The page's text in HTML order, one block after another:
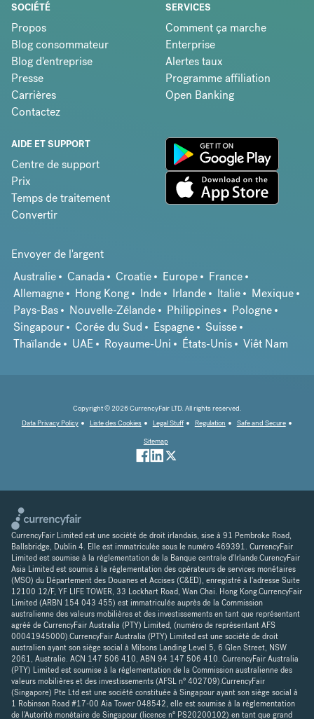
SOCIÉTÉ
Propos
Blog consommateur
Blog d'entreprise
Presse
Carrières
Contactez
SERVICES
Comment ça marche
Enterprise
Alertes taux
Programme affiliation
Open Banking
AIDE ET SUPPORT
Centre de support
Prix
Temps de traitement
Convertir
Envoyer de l'argent
Australie
Canada Croatie Europe
France
Allemagne
Hong Kong Inde Irlande Italie
Mexique
Pays-Bas
Nouvelle-Zélande Philippines
Pologne
Singapour
Corée du Sud Espagne
Suisse
Thaïlande
UAE Royaume-Uni États-Unis Viêt Nam
Copyright © 2026 CurrencyFair LTD. All rights reserved.
Data Privacy Policy
Liste des Cookies Legal Stuff Regulation
Safe and Secure
Sitemap
CurrencyFair Limited est une société de droit irlandais, sise à 91 Pembroke Road,
Ballsbridge, Dublin 4. Elle est immatriculée sous le numéro 469391. CurrencyFair
Limited est soumise à la réglementation de la Banque centrale d'Irlande.CurencyFair
Asia Limited est soumis à la réglementation des opérateurs de services monétaires
(MSO) du Département des Douanes et Accises (C&ED), enregistré à l'adresse Suite
12100 12/F, YF LIFE TOWER, 33 Lockhart Road, Wan Chai. Hong Kong.CurrencyFair
Limited (ARBN 154 043 455) est immatriculée auprès de la Commission
australienne des valeurs mobilières et des investissements en tant que représentant
agréé de CurrencyFair Australia (PTY) Limited, (numéro de représentant AFS
00041945000).CurrencyFair Australia (PTY) Limited est une société de droit
australien ayant son siège social à Milsons Landing Level 5, 6 Glen Street, NSW
2061, Australie. ACN 147 506 410, ABN 94 147 506 410. CurrencyFair Australia
(PTY) Limited est soumise à la réglementation de la Commission australienne des
valeurs mobilières et des investissements (AFSL n° 402709).CurrencyFair
(Singapore) Pte Ltd est une société constituée à Singapour ayant son siège social à
1 Robinson Road #17-00 Aia Tower 048542, elle est soumise à la réglementation
de l'Autorité monétaire de Singapour (licence n° PS20200102) en tant que grand